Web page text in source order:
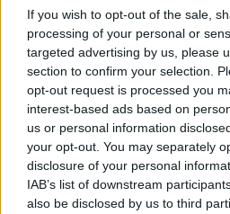
If you wish to opt-out of the sale,
processing of your personal or
targeted advertising by us, please
section to confirm your selection.
opt-out request is processed you
interest-based ads based on
us or personal information
your opt-out. You may separately
disclosure of your personal
IAB’s list of downstream
also be disclosed by us to third